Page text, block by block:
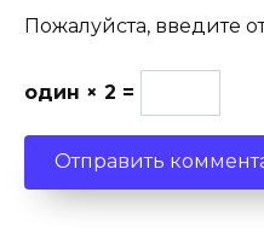
Пожалуйста, введите
один × 2 =